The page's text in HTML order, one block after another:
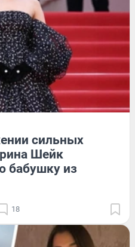
сильных
Шейк
бабушку из
18